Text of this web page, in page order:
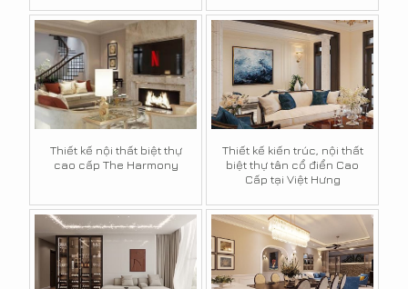
Thiết kế nội thất biệt thự
cao cấp The Harmony
Thiết kế kiến trúc, nội thất
biệt thự tân cổ điển Cao
Cấp tại Việt Hưng